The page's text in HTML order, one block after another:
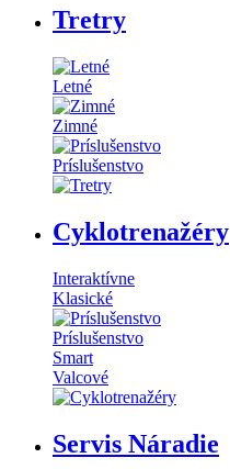
Tretry
Letné
Zimné
Príslušenstvo
Cyklotrenažéry
Interaktívne
Klasické
Príslušenstvo
Smart
Valcové
Servis Náradie